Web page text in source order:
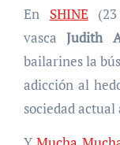
En SHINE
vascaJudith
bailarines la
adicción al
sociedad